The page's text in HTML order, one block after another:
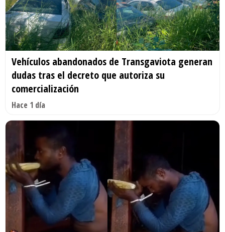
Vehículos abandonados de Transgaviota generan
dudas tras el decreto que autoriza su
comercialización
Hace 1 día